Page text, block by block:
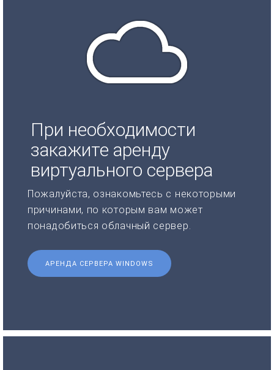
При необходимости
закажите аренду
виртуального сервера
Пожалуйста, ознакомьтесь с некоторыми
причинами, по которым вам может
понадобиться облачный сервер.
АРЕНДА СЕРВЕРА WINDOWS